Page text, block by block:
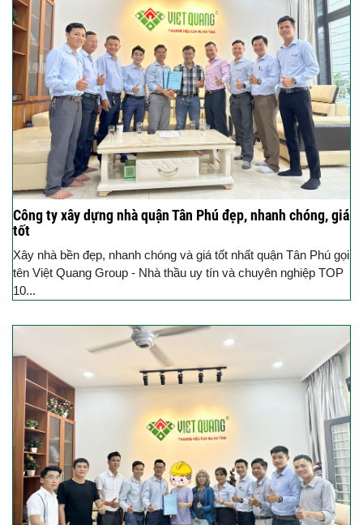
Công ty xây dựng nhà quận Tân Phú đẹp, nhanh chóng, giá
tốt
Xây nhà bền đẹp, nhanh chóng và giá tốt nhất quận Tân Phú gọi
tên Việt Quang Group - Nhà thầu uy tín và chuyên nghiệp TOP
10...